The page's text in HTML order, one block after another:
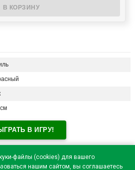
файлы (cookies) для вашего
нашим сайтом, вы соглашаетесь
В ИГРУ!